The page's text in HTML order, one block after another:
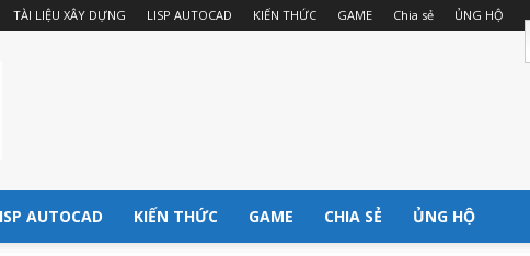
TÀI LIỆU XÂY DỰNG LISP AUTOCAD KIẾN THỨC GAME Chia sẻ ỦNG HỘ
AUTOCAD KIẾN THỨC GAME CHIA SẺ ỦNG HỘ